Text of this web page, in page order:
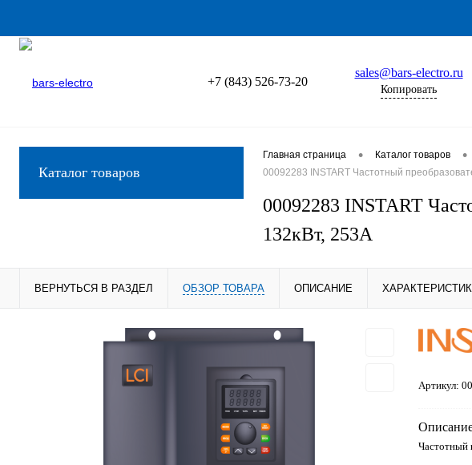
+7 (843) 526-73-20
sales@bars-electro.ru
Копировать
Каталог товаров
Главная страница • Каталог товаров •
00092283 INSTART Частотный
00092283 INSTART
132кВт, 253А
ВЕРНУТЬСЯ В РАЗДЕЛ ОБЗОР ТОВАРА ОПИСАНИЕ
Артикул:
Частотный